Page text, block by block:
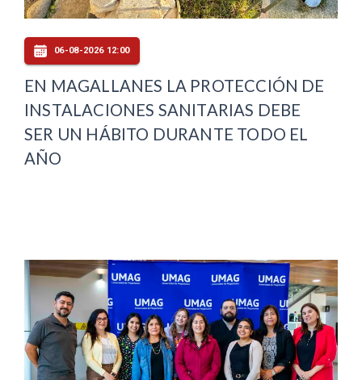
06-08-2026 12:00
EN MAGALLANES LA PROTECCIÓN DE
INSTALACIONES SANITARIAS DEBE
SER UN HÁBITO DURANTE TODO EL
AÑO